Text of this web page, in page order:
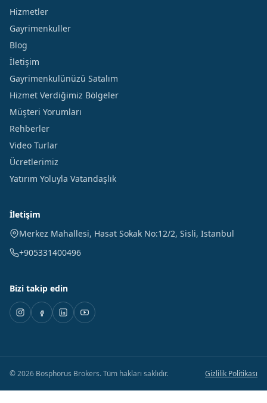
Hizmetler
Gayrimenkuller
Blog
İletişim
Gayrimenkulünüzü Satalım
Hizmet Verdiğimiz Bölgeler
Müşteri Yorumları
Rehberler
Video Turlar
Ücretlerimiz
Yatırım Yoluyla Vatandaşlık
İletişim
Merkez Mahallesi, Hasat Sokak No:12/2, Sisli, Istanbul
+905331400496
Bizi takip edin
©2026 Bosphorus Brokers.Tüm hakları saklıdır. Gizlilik Politikası